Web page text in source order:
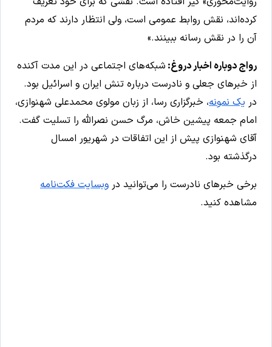
کرده‌اند، نقش روابط عمومی است، ولی انتظار دارند که مردم
آن را در نقش رسانه ببینند.»
رواج دوباره اخبار دروغ: شبکه‌های اجتماعی در این مدت آکنده
از خبرهای جعلی و نادرست درباره تنش ایران و اسرائیل بود.
در یک نمونه، خبرگزاری رسا، از زبان مولوی محمدعلی شهنوازی،
امام جمعه پیشین خاش، مرگ حسن‌ نصرالله را تسلیت گفت.
آقای شهنوازی پیش از این اتفاقات در شهریور امسال
درگذشته بود.
برخی خبرهای نادرست را می‌توانید در وبسایت فکت‌نامه
مشاهده کنید.